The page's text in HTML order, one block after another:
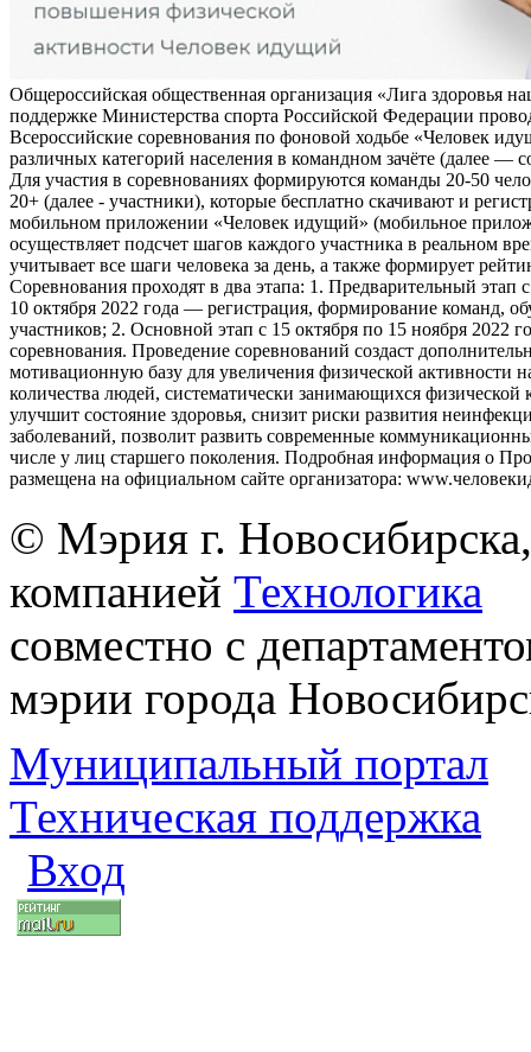
Общероссийская общественная организация «Лига здоровья
поддержке Министерства спорта Российской Федерации
Всероссийские соревнования по фоновой ходьбе «Человек
различных категорий населения в командном зачёте (далее —
Для участия в соревнованиях формируются команды 20-50
20+ (далее - участники), которые бесплатно скачивают и
мобильном приложении «Человек идущий» (мобильное
осуществляет подсчет шагов каждого участника в реальном
учитывает все шаги человека за день, а также формирует
Соревнования проходят в два этапа: 1. Предварительный этап
10 октября 2022 года — регистрация, формирование команд,
участников; 2. Основной этап с 15 октября по 15 ноября 2022
соревнования. Проведение соревнований создаст
мотивационную базу для увеличения физической активности
количества людей, систематически занимающихся физической
улучшит состояние здоровья, снизит риски развития
заболеваний, позволит развить современные
числе у лиц старшего поколения. Подробная информация о
размещена на официальном сайте организатора:
© Мэрия г.
компанией Технологика
совместно с
мэрии города
Муниципальный портал
Техническая поддержка
Вход